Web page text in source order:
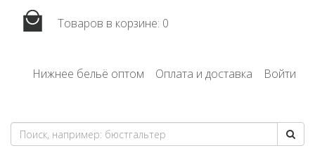
Товаров в корзине: 0
Нижнее бельё оптом Оплата и доставка Войти